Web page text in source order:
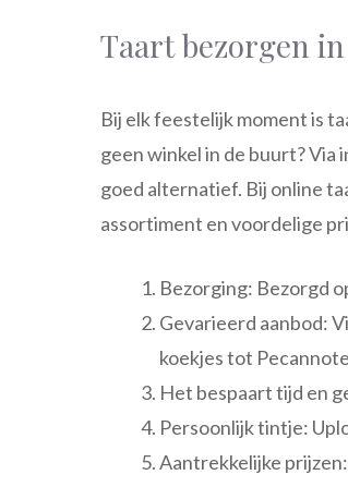
Taart bezorgen
Bij elk feestelijk moment is
geen winkel in de buurt? Via
goed alternatief. Bij online
assortiment en voordelige
Bezorging: Bezorgd
Gevarieerd aanbod:
koekjes tot
Het bespaart tijd en
Persoonlijk tintje:
Aantrekkelijke